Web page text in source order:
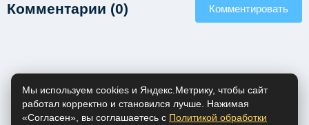
Комментарии (0) Комментировать
Мы используем cookies и Яндекс.Метрику, чтобы сайт
работал корректно и становился лучше. Нажимая
«Согласен», вы соглашаетесь с Политикой обработки